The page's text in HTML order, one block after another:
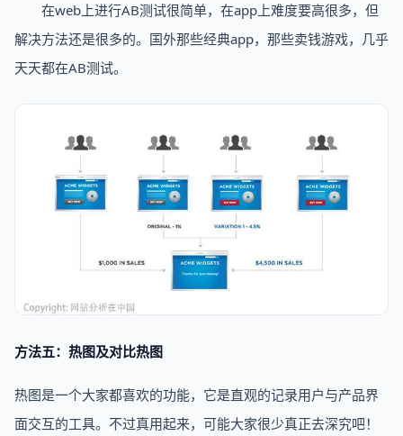
在web上进行AB测试很简单，在app上难度要高很多，但
解决方法还是很多的。国外那些经典app，那些卖钱游戏，几乎
天天都在AB测试。
方法五：热图及对比热图
热图是一个大家都喜欢的功能，它是直观的记录用户与产品界
面交互的工具。不过真用起来，可能大家很少真正去深究吧！